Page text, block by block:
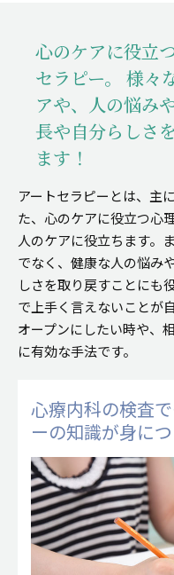
心のケアに役立
セラピー。
様々
アや、人の悩み
長や自分らしさ
ます！
アートセラピーとは、主
た、心のケアに役立つ心
人のケアに役立ちます。
でなく、健康な人の悩み
しさを取り戻すことにも
で上手く言えないことが
オープンにしたい時や、
に有効な手法です。
心療内科の検査
ーの知識が身につ